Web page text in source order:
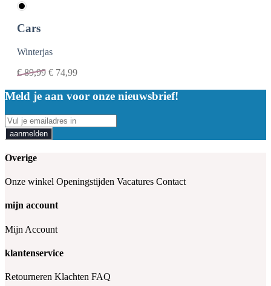
Cars
Winterjas
€89,99 € 74,99
Meld je aan voor onze nieuwsbrief!
aanmelden
Overige
Onze winkel Openingstijden Vacatures Contact
mijn account
Mijn Account
klantenservice
Retourneren Klachten FAQ